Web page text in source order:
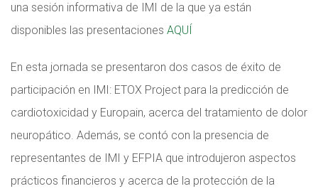
una sesión informativa de IMI de la que ya están
disponibles las presentaciones AQUÍ
En esta jornada se presentaron dos casos de éxito de
participación en IMI: ETOX Project para la predicción de
cardiotoxicidad y Europain, acerca del tratamiento de dolor
neuropático. Además, se contó con la presencia de
representantes de IMI y EFPIA que introdujeron aspectos
prácticos financieros y acerca de la protección de la